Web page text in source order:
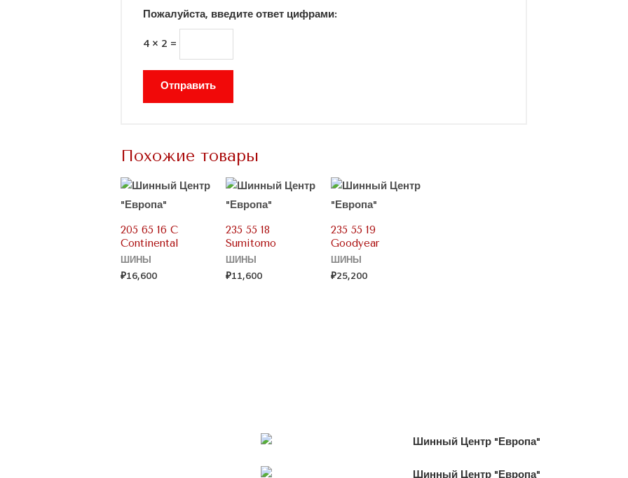
Пожалуйста, введите ответ цифрами:
4 × 2 =
Похожие товары
205 65 16 С
Continental
ШИНЫ
₽16,600
235 55 18
Sumitomo
ШИНЫ
₽11,600
235 55 19
Goodyear
ШИНЫ
₽25,200